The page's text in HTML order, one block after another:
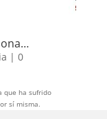
| 0
que ha sufrido
sí misma.